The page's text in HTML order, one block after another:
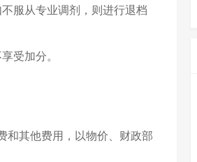
服从专业调剂，则进行退档
受加分。
和其他费用，以物价、财政部